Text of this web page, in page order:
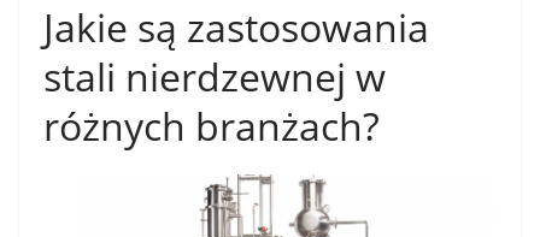
Jakie są zastosowania
stali nierdzewnej w
różnych branżach?